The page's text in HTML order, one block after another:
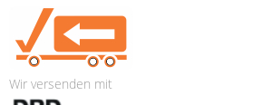
Wir versenden mit